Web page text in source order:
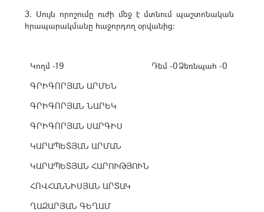
3. Սույն որոշումը ուժի մեջ է մտնում պաշտոնական
հրապարակմանը հաջորդող օրվանից:
Կողմ -19
ԳՐԻԳՈՐՅԱՆ ԱՐՄԵՆ
ԳՐԻԳՈՐՅԱՆ ՆԱՐԵԿ
ԳՐԻԳՈՐՅԱՆ ՍԱՐԳԻՍ
ԿԱՐԱՊԵՏՅԱՆ ԱՐՄԱՆ
ԿԱՐԱՊԵՏՅԱՆ ՀԱՐՈՒԹՅՈՒՆ
ՀՈՎՀԱՆՆԻՍՅԱՆ ԱՐՏԱԿ
ՂԱԶԱՐՅԱՆ ԳԵՂԱՄ
Դեմ -0Ձեռնպահ -0